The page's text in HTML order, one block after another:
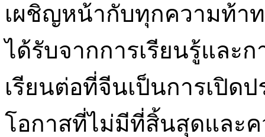
เผชิญหน้ากับทุกความท้า
ได้รับจากการเรียนรู้และ
เรียนต่อที่จีนเป็นการเปิด
โอกาสที่ไม่มีที่สิ้นสุดและ